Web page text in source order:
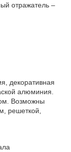
отражатель –
декоративная
алюминия.
Возможны
решеткой,